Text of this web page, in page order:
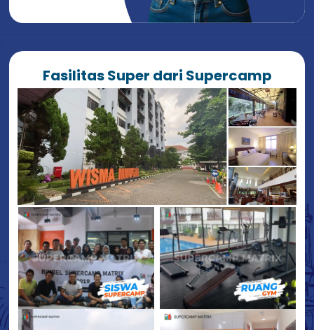
Fasilitas Super dari Supercamp